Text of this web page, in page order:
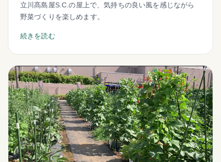
立川髙島屋S.C.の屋上で、気持ちの良い風を感じながら
野菜づくりを楽しめます。
続きを読む